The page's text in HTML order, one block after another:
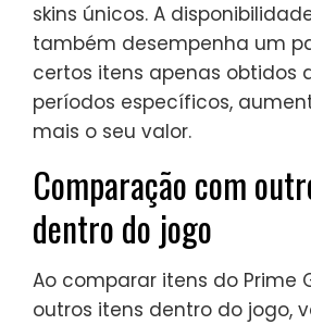
skins únicos. A
também desempenha um
certos itens apenas obtidos
períodos específicos,
mais o seu valor.
Comparação com
dentro do jogo
Ao comparar itens do Prime
outros itens dentro do jogo,